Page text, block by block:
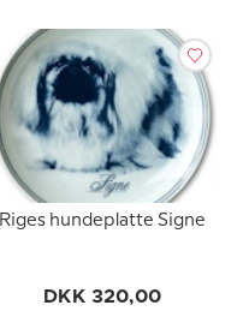
Riges hundeplatte Signe
DKK 320,00